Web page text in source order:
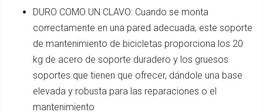
DURO COMO UN CLAVO: Cuando se monta
correctamente en una pared adecuada, este soporte
de mantenimiento de bicicletas proporciona los 20
kg de acero de soporte duradero y los gruesos
soportes que tienen que ofrecer, dándole una base
elevada y robusta para las reparaciones o el
mantenimiento